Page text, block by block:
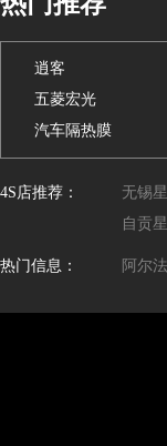
逍客
五菱宏光
汽车隔热膜
4S店推荐： 无锡
自贡
热门信息： 阿尔